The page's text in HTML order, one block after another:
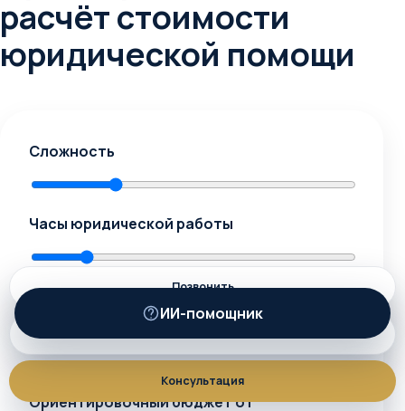
расчёт стоимости
юридической помощи
Сложность
Часы юридической работы
Количество документов
Ориентировочный бюджет от
Позвонить
Консультация
ИИ
ИИ-помощник